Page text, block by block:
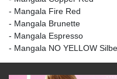
- Mangala Fire Red
- Mangala Brunette
- Mangala Espresso
- Mangala NO YELLOW